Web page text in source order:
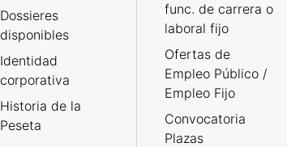
Dossieres
disponibles
Identidad
corporativa
Historia de la
Peseta
func. de carrera o
laboral fijo
Ofertas de
Empleo Público /
Empleo Fijo
Convocatoria
Plazas